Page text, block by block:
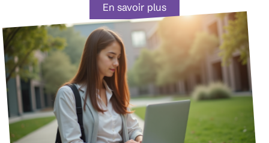
En savoir plus